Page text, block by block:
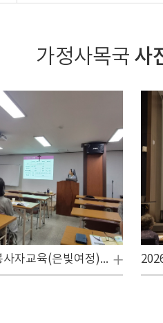
가정사목국 사
어르신성경공부 봉사자교육(은빛여정) 1학기 수료식